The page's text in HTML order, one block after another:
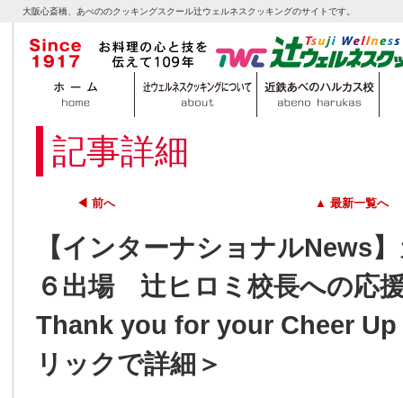
大阪心斎橋、あべののクッキングスクール辻ウェルネスクッキングのサイトです。
記事詳細
◀ 前へ ▲ 最新一覧へ
【インターナショナルNews
６出場 辻󠄀ヒロミ校長への応
Thank you for your Cheer
リックで詳細＞